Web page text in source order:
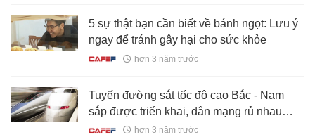
5 sự thật bạn cần biết về bánh ngọt: Lưu ý
ngay để tránh gây hại cho sức khỏe
hơn 3 năm trước
Tuyến đường sắt tốc độ cao Bắc - Nam
sắp được triển khai, dân mạng rủ nhau
"sáng đi từ TP.HCM ra Hà Nội ăn bát phở
hơn 3 năm trước